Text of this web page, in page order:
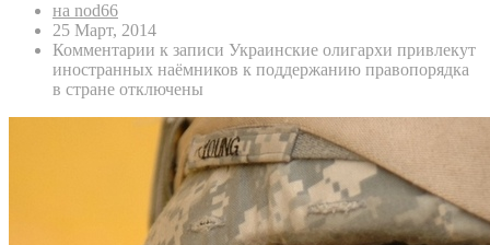
на nod66
25 Март, 2014
Комментарии к записи Украинские олигархи привлекут
иностранных наёмников к поддержанию правопорядка
в стране отключены